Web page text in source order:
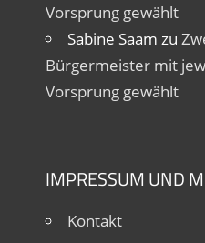
Vorsprung gewählt
Sabine Saam zu
Bürgermeister mit
Vorsprung gewählt
IMPRESSUM UND
Kontakt